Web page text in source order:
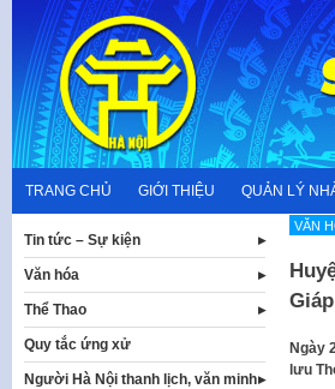
content
TRANG CHỦ GIỚI THIỆU QUẢN LÝ
VĂN
Ngày
lưu
Tin tức – Sự kiện
Văn hóa
Thể Thao
Quy tắc ứng xử
Người Hà Nội thanh lịch, văn minh